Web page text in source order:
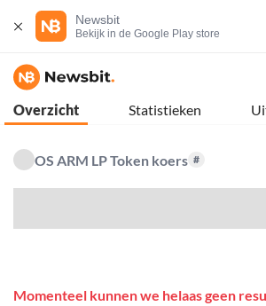
Newsbit
Bekijk in de Google Play store
Overzicht Statistieken
OS ARM LP Token koers #
Momenteel kunnen we helaas geen